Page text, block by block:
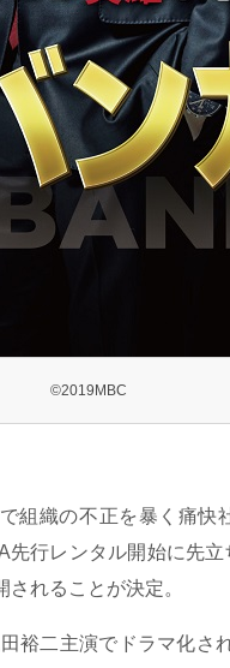
©2019MBC
組織の不正を暴く痛快
先行レンタル開始に先
れることが決定。
裕二主演でドラマ化